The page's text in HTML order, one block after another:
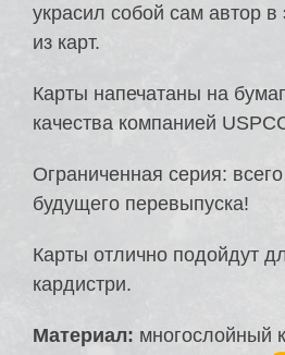
украсил собой сам автор в
из карт.
Карты напечатаны на
качества компанией
Ограниченная серия:
будущего перевыпуска!
Карты отлично подойдут
кардистри.
Материал: многослойный